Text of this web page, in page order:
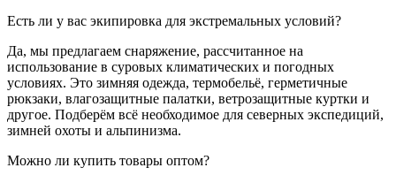
Есть ли у вас экипировка для экстремальных условий?
Да, мы предлагаем снаряжение, рассчитанное на
использование в суровых климатических и погодных
условиях. Это зимняя одежда, термобельё, герметичные
рюкзаки, влагозащитные палатки, ветрозащитные куртки и
другое. Подберём всё необходимое для северных экспедиций,
зимней охоты и альпинизма.
Можно ли купить товары оптом?